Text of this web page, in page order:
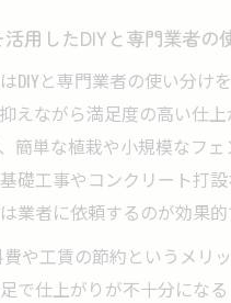
用したDIYと専門業者の
DIYと専門業者の使い分け
えながら満足度の高い仕
簡単な植栽や小規模なフェ
礎工事やコンクリート打
業者に依頼するのが効果的
費や工賃の節約というメリ
で仕上がりが不十分にな